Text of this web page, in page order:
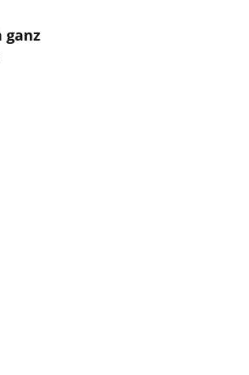
ganz